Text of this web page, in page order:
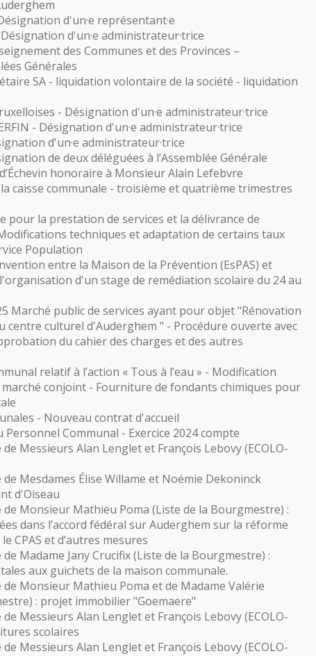
d'un·e représentant·e
d'un·e administrateur·trice
des Communes et des Provinces –
Générales
SA - liquidation volontaire de la société - liquidation
- Désignation d'un·e administrateur·trice
- Désignation d'un·e administrateur·trice
d'un·e administrateur·trice
de deux déléguées à l’Assemblée Générale
honoraire à Monsieur Alain Lefebvre
caisse communale - troisième et quatrième trimestres
pour la prestation de services et la délivrance de
techniques et adaptation de certains taux
Population
entre la Maison de la Prévention (EsPAS) et
d'un stage de remédiation scolaire du 24 au
Marché public de services ayant pour objet "Rénovation
centre culturel d'Auderghem " - Procédure ouverte avec
du cahier des charges et des autres
relatif à l’action « Tous à l’eau » - Modification
conjoint - Fourniture de fondants chimiques pour
- Nouveau contrat d'accueil
Personnel Communal - Exercice 2024 compte
Messieurs Alan Lenglet et François Lebovy (ECOLO-
Mesdames Élise Willame et Noémie Dekoninck
d'Oiseau
Monsieur Mathieu Poma (Liste de la Bourgmestre) :
dans l’accord fédéral sur Auderghem sur la réforme
CPAS et d’autres mesures
Madame Jany Crucifix (Liste de la Bourgmestre) :
aux guichets de la maison communale.
Monsieur Mathieu Poma et de Madame Valérie
: projet immobilier "Goemaere"
Messieurs Alan Lenglet et François Lebovy (ECOLO-
scolaires
Messieurs Alan Lenglet et François Lebovy (ECOLO-